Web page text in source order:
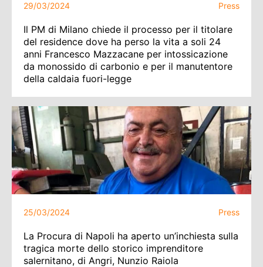
29/03/2024 Press
Il PM di Milano chiede il processo per il titolare
del residence dove ha perso la vita a soli 24
anni Francesco Mazzacane per intossicazione
da monossido di carbonio e per il manutentore
della caldaia fuori-legge
25/03/2024 Press
La Procura di Napoli ha aperto un’inchiesta sulla
tragica morte dello storico imprenditore
salernitano, di Angri, Nunzio Raiola